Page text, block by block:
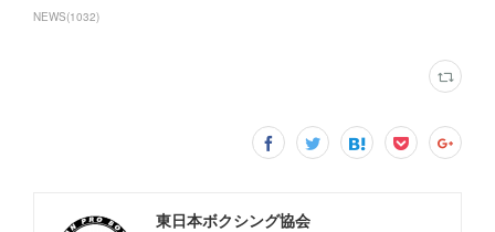
NEWS(1032)
東日本ボクシング協会